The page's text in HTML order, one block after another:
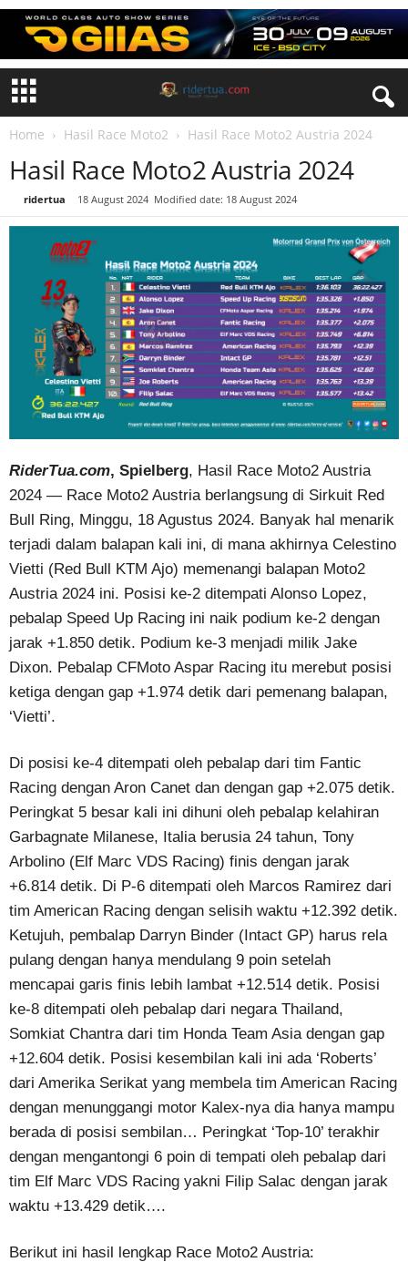
Home Hasil Race Moto2 Hasil Race Moto2 Austria 2024
Hasil Race Moto2 Austria 2024
ridertua 18 August 2024 Modified date: 18 August 2024
RiderTua.com, Spielberg, Hasil Race Moto2 Austria
2024 — Race Moto2 Austria berlangsung di Sirkuit Red
Bull Ring, Minggu, 18 Agustus 2024. Banyak hal menarik
terjadi dalam balapan kali ini, di mana akhirnya Celestino
Vietti (Red Bull KTM Ajo) memenangi balapan Moto2
Austria 2024 ini. Posisi ke-2 ditempati Alonso Lopez,
pebalap Speed Up Racing ini naik podium ke-2 dengan
jarak +1.850 detik. Podium ke-3 menjadi milik Jake
Dixon. Pebalap CFMoto Aspar Racing itu merebut posisi
ketiga dengan gap +1.974 detik dari pemenang balapan,
‘Vietti’.
Di posisi ke-4 ditempati oleh pebalap dari tim Fantic
Racing dengan Aron Canet dan dengan gap +2.075 detik.
Peringkat 5 besar kali ini dihuni oleh pebalap kelahiran
Garbagnate Milanese, Italia berusia 24 tahun, Tony
Arbolino (Elf Marc VDS Racing) finis dengan jarak
+6.814 detik. Di P-6 ditempati oleh Marcos Ramirez dari
tim American Racing dengan selisih waktu +12.392 detik.
Ketujuh, pembalap Darryn Binder (Intact GP) harus rela
pulang dengan hanya mendulang 9 poin setelah
mencapai garis finis lebih lambat +12.514 detik. Posisi
ke-8 ditempati oleh pebalap dari negara Thailand,
Somkiat Chantra dari tim Honda Team Asia dengan gap
+12.604 detik. Posisi kesembilan kali ini ada ‘Roberts’
dari Amerika Serikat yang membela tim American Racing
dengan menunggangi motor Kalex-nya dia hanya mampu
berada di posisi sembilan… Peringkat ‘Top-10’ terakhir
dengan mengantongi 6 poin di tempati oleh pebalap dari
tim Elf Marc VDS Racing yakni Filip Salac dengan jarak
waktu +13.429 detik….
Berikut ini hasil lengkap Race Moto2 Austria: